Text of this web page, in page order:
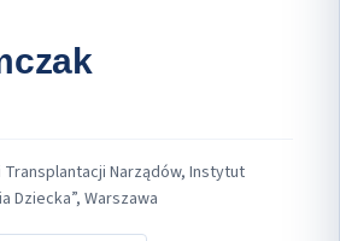
Transplantacji Narządów, Instytut
Dziecka”, Warszawa